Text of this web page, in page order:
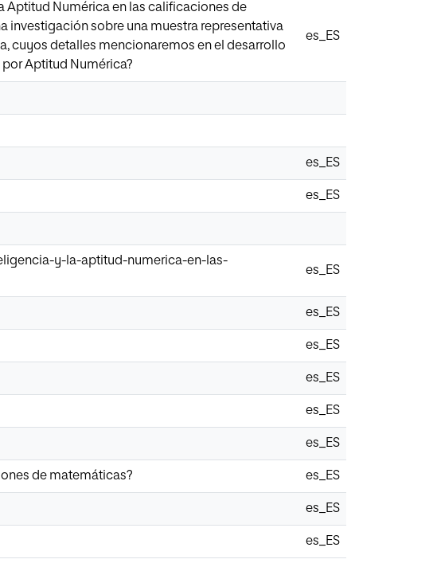
Aptitud Numérica en las calificaciones de
investigación sobre una muestra representativa
cuyos detalles mencionaremos en el desarrollo
Aptitud Numérica?
es_ES
es_ES
es_ES
y-la-aptitud-numerica-en-las-
es_ES
es_ES
es_ES
es_ES
es_ES
es_ES
de matemáticas? es_ES
es_ES
es_ES